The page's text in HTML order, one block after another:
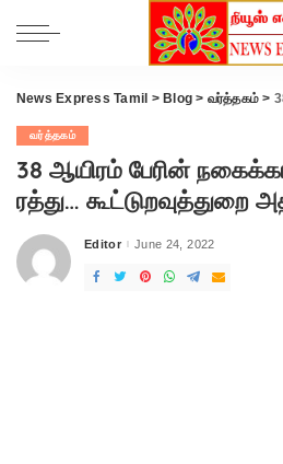
News Express Tamil > Blog > வர்த்தகம் > 38
வர்த்தகம்
38 ஆயிரம் பேரின்
ரத்து… கூட்டுறவுத்துறை
Posted
Editor June 24, 2022